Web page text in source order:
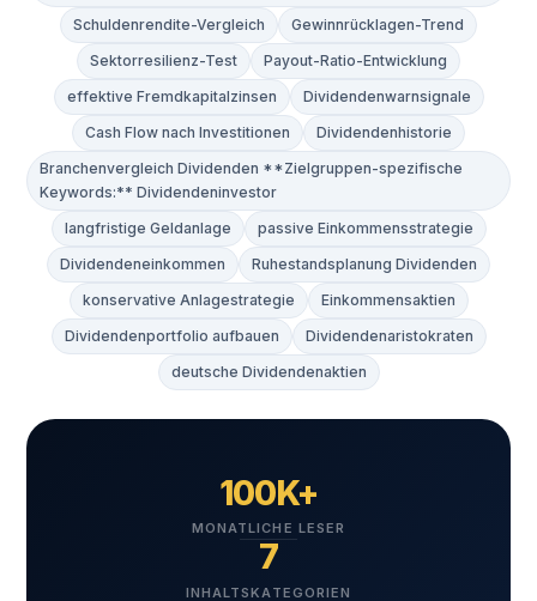
Schuldenrendite-Vergleich
Gewinnrücklagen-Trend
Sektorresilienz-Test
Payout-Ratio-Entwicklung
effektive Fremdkapitalzinsen
Dividendenwarnsignale
Cash Flow nach Investitionen
Dividendenhistorie
Branchenvergleich Dividenden **Zielgruppen-spezifische
Keywords:** Dividendeninvestor
langfristige Geldanlage
passive Einkommensstrategie
Dividendeneinkommen
Ruhestandsplanung Dividenden
konservative Anlagestrategie
Einkommensaktien
Dividendenportfolio aufbauen
Dividendenaristokraten
deutsche Dividendenaktien
100K+
MONATLICHE LESER
7
INHALTSKATEGORIEN